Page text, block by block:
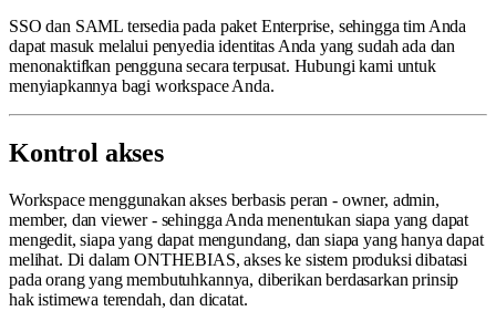
SSO dan SAML tersedia pada paket Enterprise, sehingga tim Anda
dapat masuk melalui penyedia identitas Anda yang sudah ada dan
menonaktifkan pengguna secara terpusat. Hubungi kami untuk
menyiapkannya bagi workspace Anda.
Kontrol akses
Workspace menggunakan akses berbasis peran - owner, admin,
member, dan viewer - sehingga Anda menentukan siapa yang dapat
mengedit, siapa yang dapat mengundang, dan siapa yang hanya dapat
melihat. Di dalam ONTHEBIAS, akses ke sistem produksi dibatasi
pada orang yang membutuhkannya, diberikan berdasarkan prinsip
hak istimewa terendah, dan dicatat.